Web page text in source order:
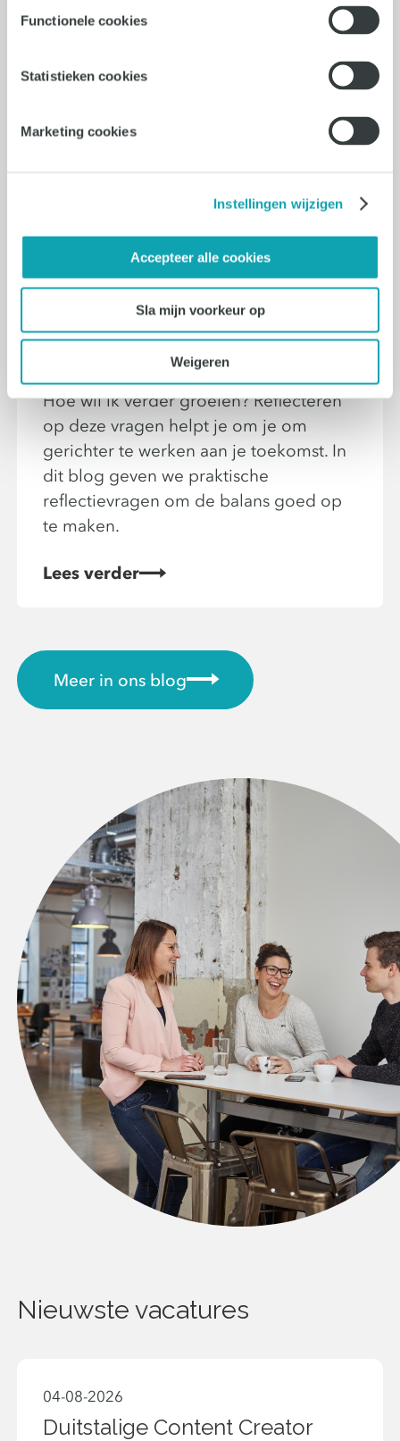
Functionele cookies
Statistieken cookies
Marketing cookies
Instellingen wijzigen
Accepteer alle cookies
Sla mijn voorkeur op
Weigeren
7 min leestijd
Loopbaanontwikkeling
Wat moet ik bereikt hebben na
90 dagen in een nieuwe baan?
Hoe wil ik verder groeien? Reflecteren
op deze vragen helpt je om je om
gerichter te werken aan je toekomst. In
dit blog geven we praktische
reflectievragen om de balans goed op
te maken.
Lees verder
Meer in ons blog
Nieuwste vacatures
04-08-2026
Duitstalige Content Creator